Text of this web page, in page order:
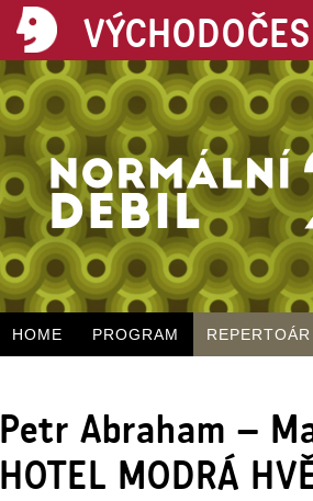
HOME PROGRAM REPERTOÁR
Petr Abraham –
HOTEL MODRÁ